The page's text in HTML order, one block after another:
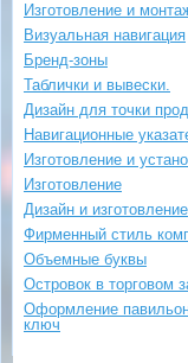
Изготовление и
Визуальная навигация
Бренд-зоны
Таблички и вывески.
Дизайн для точки
Навигационные
Изготовление и
Изготовление
Дизайн и изготовление
Фирменный стиль
Объемные буквы
Островок в торговом
Оформление
ключ